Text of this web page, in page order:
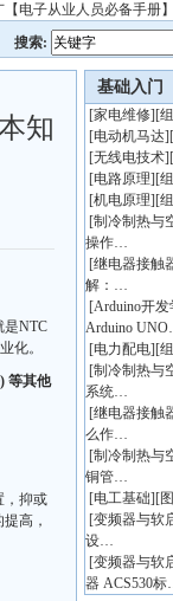
电子从业人员必备手册】
搜索:
知
是NTC
化。
等其他
，抑或
高，
基础入门
[家电维修][
[电动机马达]
[无线电技术]
[电路原理][
[机电原理][
[制冷制热与
操作…
[继电器接触
解：…
[Arduino开发
Arduino
[电力配电][
[制冷制热与
系统…
[继电器接触
么作…
[制冷制热与
铜管…
[电工基础][
[变频器与软
设…
[变频器与软
器 ACS530